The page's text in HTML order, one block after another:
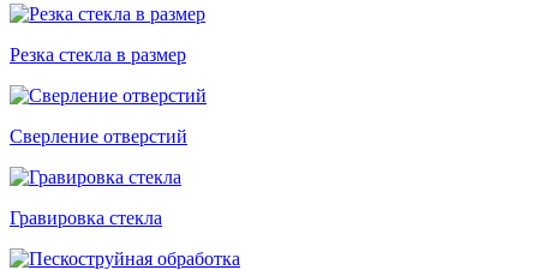
Резка стекла в размер
Сверление отверстий
Гравировка стекла